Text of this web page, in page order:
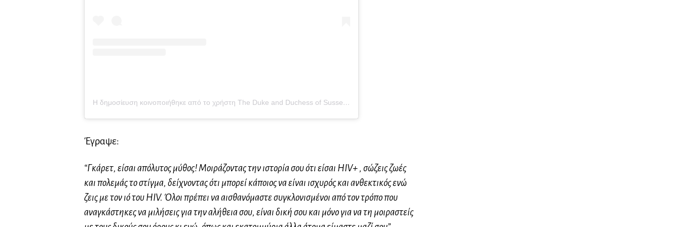
Η δημοσίευση κοινοποιήθηκε από το χρήστη The Duke and Duchess of Sussex (@sussexroyal)
Έγραψε:
“Γκάρετ, είσαι απόλυτος μύθος! Μοιράζοντας την ιστορία σου ότι είσαι HIV+ , σώζεις ζωές
και πολεμάς το στίγμα, δείχνοντας ότι μπορεί κάποιος να είναι ισχυρός και ανθεκτικός ενώ
ζεις με τον ιό του HIV. Όλοι πρέπει να αισθανόμαστε συγκλονισμένοι από τον τρόπο που
αναγκάστηκες να μιλήσεις για την αλήθεια σου, είναι δική σου και μόνο για να τη μοιραστείς